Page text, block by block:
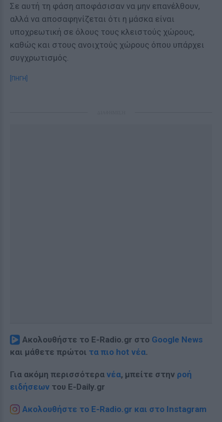
Σε αυτή τη φάση αποφάσισαν να μην επανέλθουν,
αλλά να αποσαφηνίζεται ότι η μάσκα είναι
υποχρεωτική σε όλους τους κλειστούς χώρους,
καθώς και στους ανοιχτούς χώρους όπου υπάρχει
συγχρωτισμός.
[ΠΗΓΗ]
Ακολουθήστε το E-Radio.gr στο Google News
και μάθετε πρώτοι τα πιο hot νέα.
Για ακόμη περισσότερα νέα, μπείτε στην ροή
ειδήσεων του E-Daily.gr
Ακολουθήστε το E-Radio.gr και στο Instagram